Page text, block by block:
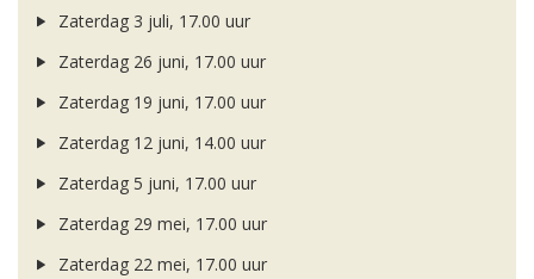
Zaterdag 3 juli, 17.00 uur
Zaterdag 26 juni, 17.00 uur
Zaterdag 19 juni, 17.00 uur
Zaterdag 12 juni, 14.00 uur
Zaterdag 5 juni, 17.00 uur
Zaterdag 29 mei, 17.00 uur
Zaterdag 22 mei, 17.00 uur